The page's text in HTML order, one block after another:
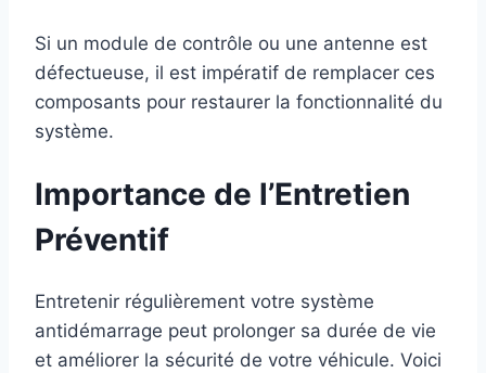
Si un module de contrôle ou une antenne est
défectueuse, il est impératif de remplacer ces
composants pour restaurer la fonctionnalité du
système.
Importance de l’Entretien
Préventif
Entretenir régulièrement votre système
antidémarrage peut prolonger sa durée de vie
et améliorer la sécurité de votre véhicule. Voici